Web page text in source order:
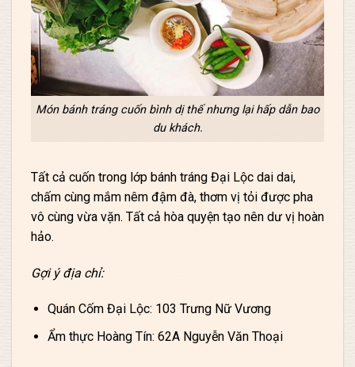
Món bánh tráng cuốn bình dị thế nhưng lại hấp dẫn bao
du khách.
Tất cả cuốn trong lớp bánh tráng Đại Lộc dai dai,
chấm cùng mắm nêm đậm đà, thơm vị tỏi được pha
vô cùng vừa vặn. Tất cả hòa quyện tạo nên dư vị hoàn
hảo.
Gợi ý địa chỉ:
Quán Cốm Đại Lộc: 103 Trưng Nữ Vương
Ẩm thực Hoàng Tín: 62A Nguyễn Văn Thoại